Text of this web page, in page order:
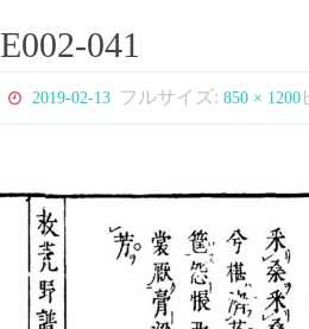
E002-041
2019-02-13 フルサイズ:850 × 1200